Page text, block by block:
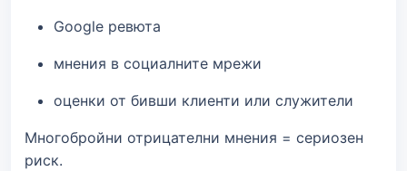
Google ревюта
мнения в социалните мрежи
оценки от бивши клиенти или служители
Многобройни отрицателни мнения = сериозен
риск.